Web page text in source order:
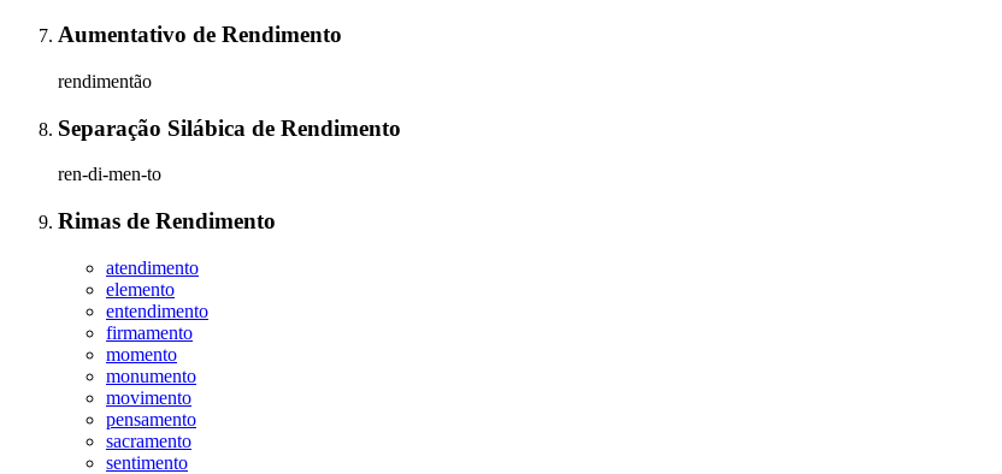
Aumentativo de Rendimento
rendimentão
Separação Silábica de Rendimento
ren-di-men-to
Rimas de Rendimento
atendimento
elemento
entendimento
firmamento
momento
monumento
movimento
pensamento
sacramento
sentimento